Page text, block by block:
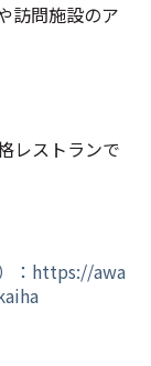
訪問施設のア
レストランで
：https://awa